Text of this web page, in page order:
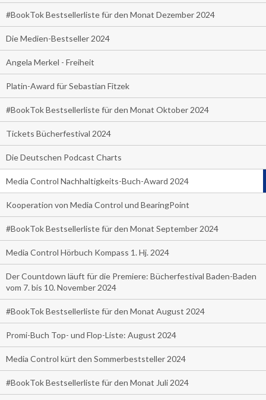
#BookTok Bestsellerliste für den Monat Dezember 2024
Die Medien-Bestseller 2024
Angela Merkel - Freiheit
Platin-Award für Sebastian Fitzek
#BookTok Bestsellerliste für den Monat Oktober 2024
Tickets Bücherfestival 2024
Die Deutschen Podcast Charts
Media Control Nachhaltigkeits-Buch-Award 2024
Kooperation von Media Control und BearingPoint
#BookTok Bestsellerliste für den Monat September 2024
Media Control Hörbuch Kompass 1. Hj. 2024
Der Countdown läuft für die Premiere: Bücherfestival Baden-Baden
vom 7. bis 10. November 2024
#BookTok Bestsellerliste für den Monat August 2024
Promi-Buch Top- und Flop-Liste: August 2024
Media Control kürt den Sommerbeststeller 2024
#BookTok Bestsellerliste für den Monat Juli 2024